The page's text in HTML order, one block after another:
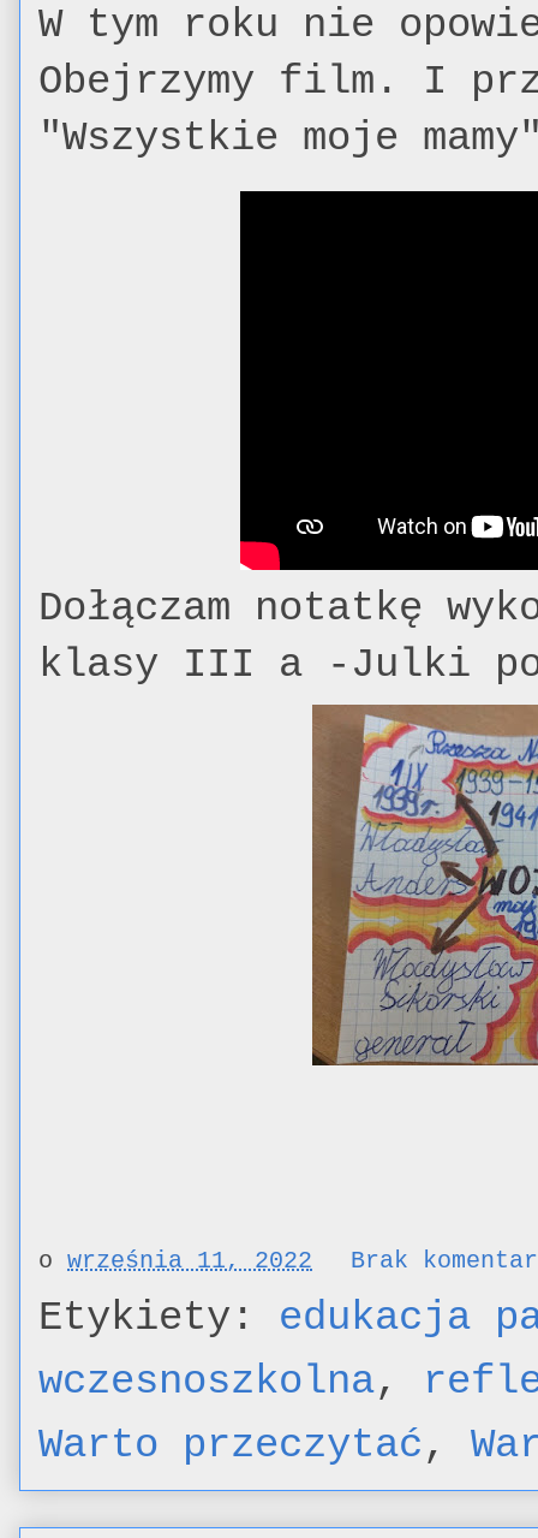
W tym roku nie
Obejrzymy film. I
"Wszystkie moje
Dołączam notatkę
klasy III a -Julki
o września 11, 2022 Brak
Etykiety: edukacja
wczesnoszkolna,
Warto przeczytać,